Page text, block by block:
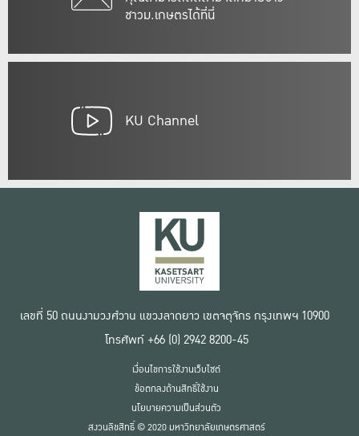
ชาวม.เกษตรได้ที่นี่
KU Channel
เลขที่ 50 ถนนงามวงศ์วาน แขวงลาดยาว เขตจตุจักร กรุงเทพฯ 10900
โทรศัพท์ +66 (0) 2942 8200-45
สงวนลิขสิทธิ์ © 2020 มหาวิทยาลัยเกษตรศาสตร์
เงื่อนไขการใช้งานเว็บไซต์
ข้อตกลงด้านสิทธิ์ใช้งาน
นโยบายความเป็นส่วนตัว